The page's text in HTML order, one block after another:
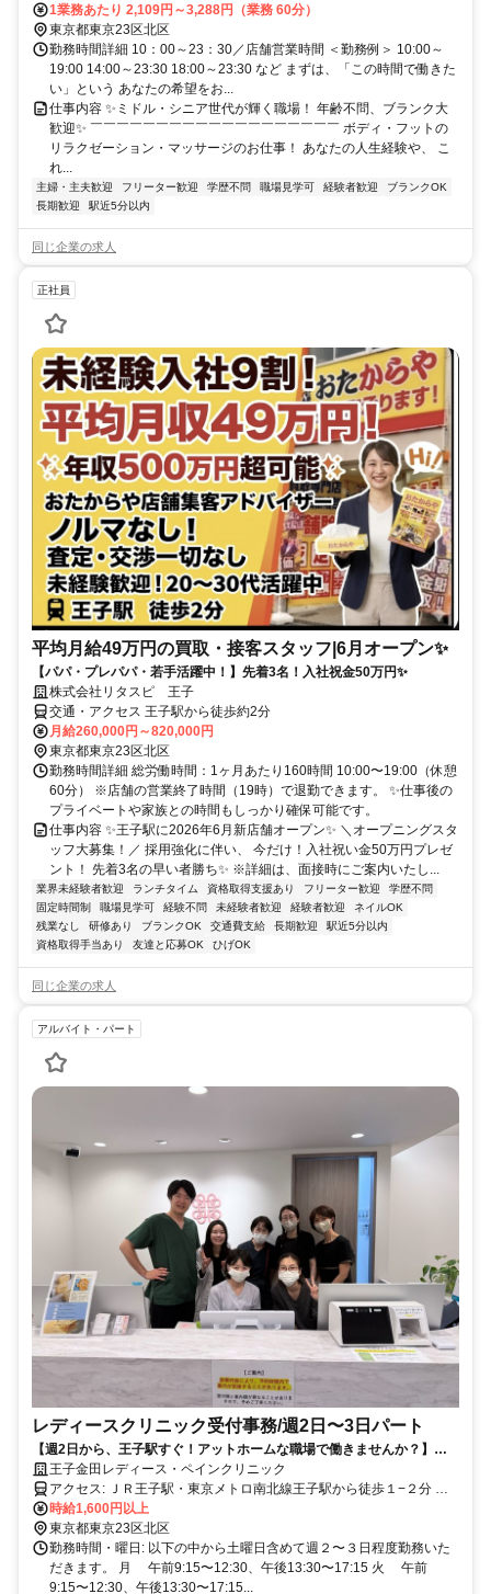
原駅から徒歩15分、栄町駅から徒歩11分
1業務あたり 2,109円～3,288円（業務 60分）
東京都東京23区北区
勤務時間詳細 10：00～23：30／店舗営業時間 ＜勤務例＞ 10:00～
19:00 14:00～23:30 18:00～23:30 など まずは、「この時間で働きた
い」という あなたの希望をお...
仕事内容 ✨ミドル・シニア世代が輝く職場！ 年齢不問、ブランク大
歓迎✨ ￣￣￣￣￣￣￣￣￣￣￣￣￣￣￣￣￣￣￣ ボディ・フットの
リラクゼーション・マッサージのお仕事！ あなたの人生経験や、 こ
れ...
主婦・主夫歓迎 フリーター歓迎 学歴不問 職場見学可 経験者歓迎
ブランクOK
長期歓迎
駅近5分以内
同じ企業の求人
正社員
平均月給49万円の買取・接客スタッフ|6月オープン✨
【パパ・プレパパ・若手活躍中！】先着3名！入社祝金50万円✨
株式会社リタスピ 王子
交通・アクセス 王子駅から徒歩約2分
月給260,000円～820,000円
東京都東京23区北区
勤務時間詳細 総労働時間：1ヶ月あたり160時間 10:00〜19:00（休憩
60分） ※店舗の営業終了時間（19時）で退勤できます。 ✨仕事後の
プライベートや家族との時間もしっかり確保可能です。
仕事内容 ✨王子駅に2026年6月新店舗オープン✨ ＼オープニングスタ
ッフ大募集！／ 採用強化に伴い、 今だけ！入社祝い金50万円プレゼ
ント！ 先着3名の早い者勝ち✨ ※詳細は、面接時にご案内いたし...
業界未経験者歓迎 ランチタイム 資格取得支援あり フリーター歓迎
学歴不問
固定時間制
職場見学可 経験不問 未経験者歓迎 経験者歓迎
ネイルOK
残業なし
研修あり ブランクOK 交通費支給 長期歓迎
駅近5分以内
資格取得手当あり
友達と応募OK ひげOK
同じ企業の求人
アルバイト・パート
レディースクリニック受付事務/週2日〜3日パート
【週2日から、王子駅すぐ！アットホームな職場で働きませんか？】ド
クターズコスメ社割り有り！
王子金田レディース・ペインクリニック
アクセス: ＪＲ王子駅・東京メトロ南北線王子駅から徒歩１−２分 都
電荒川線王子駅前より徒歩５分
時給1,600円以上
東京都東京23区北区
勤務時間・曜日: 以下の中から土曜日含めて週２〜３日程度勤務いた
だきます。 月 午前9:15〜12:30、午後13:30〜17:15 火 午前
9:15〜12:30、午後13:30〜17:15...